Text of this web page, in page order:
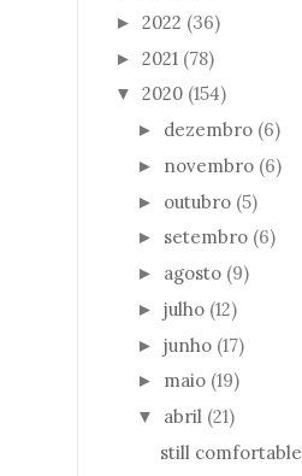
► 2022 (36)
► 2021 (78)
▼ 2020 (154)
► dezembro (6)
► novembro (6)
► outubro (5)
► setembro (6)
► agosto (9)
► julho (12)
► junho (17)
► maio (19)
▼ abril (21)
still comfortable